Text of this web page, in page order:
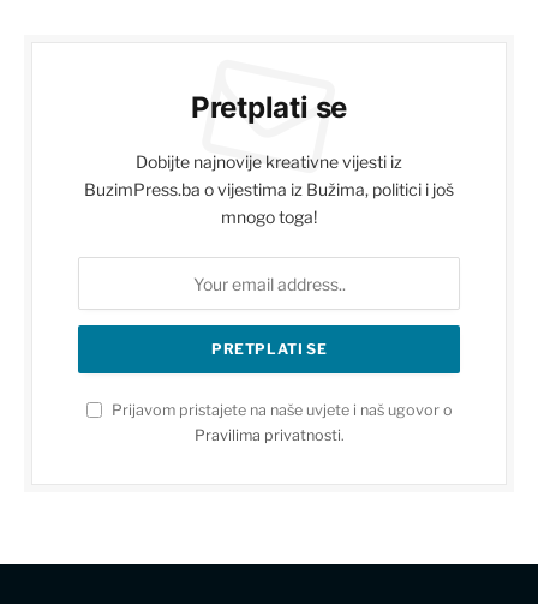
Pretplati se
Dobijte najnovije kreativne vijesti iz
BuzimPress.ba o vijestima iz Bužima, politici i još
mnogo toga!
Prijavom pristajete na naše uvjete i naš ugovor o
Pravilima privatnosti.